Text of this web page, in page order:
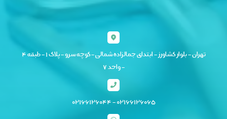
تهران - بلوار کشاورز - ابتدای جمالزاده شمالی - کوچه سرو - پلاک ۱ - طبقه ۴
- واحد ۷
۰۲۱۶۶۱۲۶۰۶۵ - ۰۲۱۶۶۱۲۶۰۴۴